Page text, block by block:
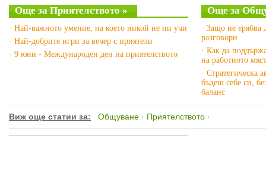
Още за Приятелството »
· Най-важното умение, на което никой не ни учи
· Най-добрите игри за вечер с приятели
· 9 юни - Международен ден на приятелството
Още за
· Защо не трябва
разговори
· Как да
на работното
· Стратегическа
бъдеш себе си,
баланс
Виж още статии за: Общуване · Приятелството ·